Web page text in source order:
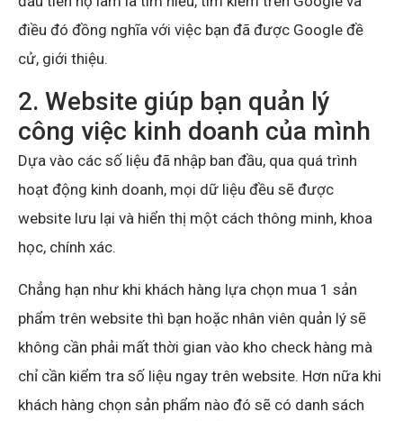
điều đó đồng nghĩa với việc bạn đã được Google đề
cử, giới thiệu.
2. Website giúp bạn quản lý
công việc kinh doanh của mình
Dựa vào các số liệu đã nhập ban đầu, qua quá trình
hoạt động kinh doanh, mọi dữ liệu đều sẽ được
website lưu lại và hiển thị một cách thông minh, khoa
học, chính xác.
Chẳng hạn như khi khách hàng lựa chọn mua 1 sản
phẩm trên website thì bạn hoặc nhân viên quản lý sẽ
không cần phải mất thời gian vào kho check hàng mà
chỉ cần kiểm tra số liệu ngay trên website. Hơn nữa khi
khách hàng chọn sản phẩm nào đó sẽ có danh sách